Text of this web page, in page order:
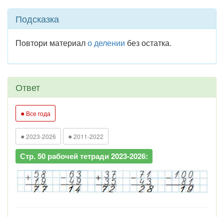
Подсказка
Повтори материало делении без остатка.
Ответ
● Все года
● 2023-2026 ● 2011-2022
Стр. 50 рабочей тетради 2023-2026: